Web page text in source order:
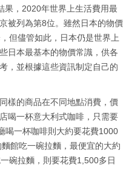
，2020年世界上生活費用最
被列為第8位。雖然日本的物價
但儘管如此，日本仍是世界上
日本最基本的物價常識，供各
，並根據這些資訊制定自己的
的商品在不同地點消費，價
喝一杯意大利式咖啡，只需要
喝一杯咖啡則大約要花費1000
館吃一碗拉麵，最便宜的大約
碗拉麵，則要花費1,500多日